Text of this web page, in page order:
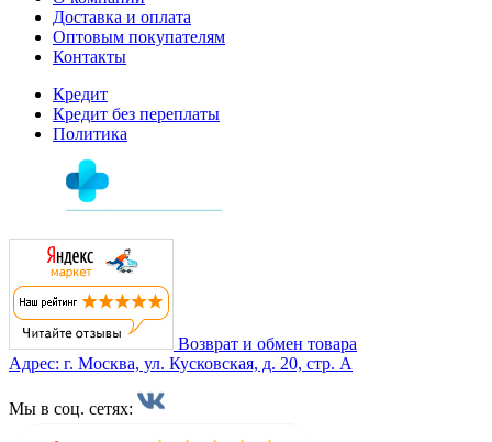
Доставка и оплата
Оптовым покупателям
Контакты
Кредит
Кредит без переплаты
Политика
Возврат и обмен товара
Адрес: г. Москва, ул. Кусковская, д. 20, стр. А
Мы в соц. сетях: